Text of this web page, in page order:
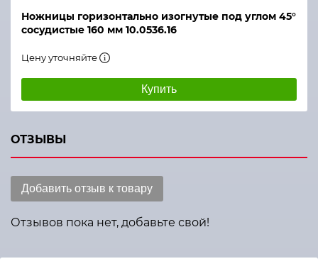
Ножницы горизонтально изогнутые под углом 45°
сосудистые 160 мм 10.0536.16
Цену уточняйте
Купить
ОТЗЫВЫ
Добавить отзыв к товару
Отзывов пока нет, добавьте свой!